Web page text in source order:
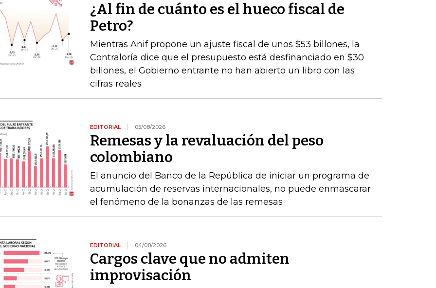
¿Al fin de cuánto es el hueco fiscal de
Petro?
Mientras Anif propone un ajuste fiscal de unos $53 billones, la
Contraloría dice que el presupuesto está desfinanciado en $30
billones, el Gobierno entrante no han abierto un libro con las
cifras reales
EDITORIAL 05/08/2026
Remesas y la revaluación del peso
colombiano
El anuncio del Banco de la República de iniciar un programa de
acumulación de reservas internacionales, no puede enmascarar
el fenómeno de la bonanzas de las remesas
EDITORIAL 04/08/2026
Cargos clave que no admiten
improvisación